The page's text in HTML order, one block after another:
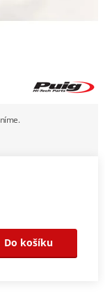
Do košíku